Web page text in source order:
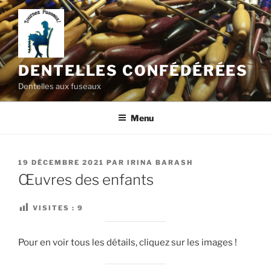
Aller
au
contenu
principal
DENTELLES CONFÉDÉRÉES
Dentelles aux fuseaux
Menu
PUBLIÉ
LE
19 DÉCEMBRE 2021 PAR IRINA BARASH
Œuvres des enfants
VISITES : 9
Pour en voir tous les détails, cliquez sur les images !